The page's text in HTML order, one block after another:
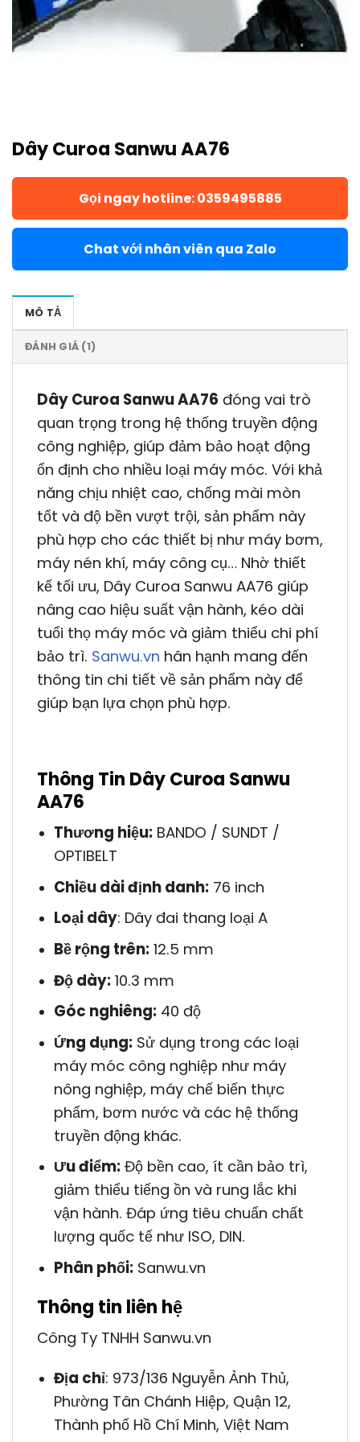
Dây Curoa Sanwu AA76
Gọi ngay hotline: 0359495885
Chat với nhân viên qua Zalo
MÔ TẢ
ĐÁNH GIÁ (1)
Dây Curoa Sanwu AA76 đóng vai trò
quan trọng trong hệ thống truyền động
công nghiệp, giúp đảm bảo hoạt động
ổn định cho nhiều loại máy móc. Với khả
năng chịu nhiệt cao, chống mài mòn
tốt và độ bền vượt trội, sản phẩm này
phù hợp cho các thiết bị như máy bơm,
máy nén khí, máy công cụ… Nhờ thiết
kế tối ưu, Dây Curoa Sanwu AA76 giúp
nâng cao hiệu suất vận hành, kéo dài
tuổi thọ máy móc và giảm thiểu chi phí
bảo trì. Sanwu.vn hân hạnh mang đến
thông tin chi tiết về sản phẩm này để
giúp bạn lựa chọn phù hợp.
Thông Tin Dây Curoa Sanwu
AA76
Thương hiệu:BANDO / SUNDT /
OPTIBELT
Chiều dài định danh:76 inch
Loại dây: Dây đai thang loại A
Bề rộng trên:12.5 mm
Độ dày:10.3 mm
Góc nghiêng:40 độ
Ứng dụng:Sử dụng trong các loại
máy móc công nghiệp như máy
nông nghiệp, máy chế biến thực
phẩm, bơm nước và các hệ thống
truyền động khác.
Ưu điểm:Độ bền cao, ít cần bảo trì,
giảm thiểu tiếng ồn và rung lắc khi
vận hành. Đáp ứng tiêu chuẩn chất
lượng quốc tế như ISO, DIN.
Phân phối:Sanwu.vn
Thông tin liên hệ
Công Ty TNHH Sanwu.vn
Địa chỉ: 973/136 Nguyễn Ảnh Thủ,
Phường Tân Chánh Hiệp, Quận 12,
Thành phố Hồ Chí Minh, Việt Nam